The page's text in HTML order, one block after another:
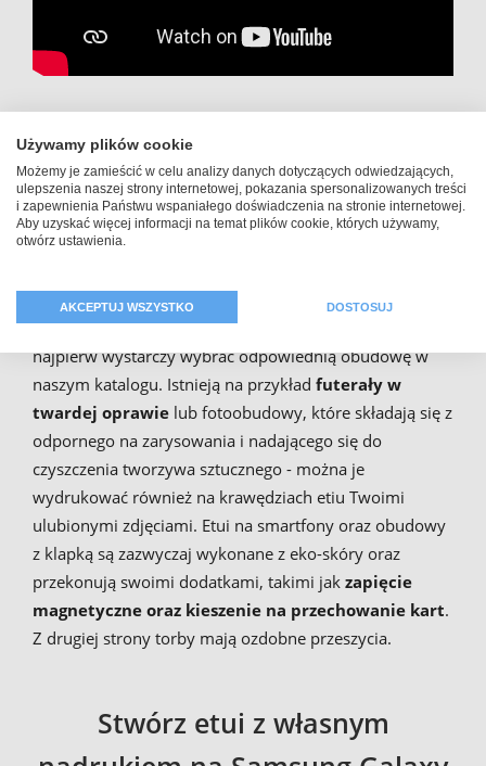
Projektuj etui na Samsung
Galaxy A70 – stwórz
indywidualne fotoetui lub
Aby zaprojektowaćetui na telefon
najpierw wystarczy wybrać odpowiednią obudowę w
naszym katalogu. Istnieją na przykład futerały w
twardej oprawie lub fotoobudowy, które składają się z
odpornego na zarysowania i nadającego się do
czyszczenia tworzywa sztucznego - można je
wydrukować również na krawędziach etiu Twoimi
ulubionymi zdjęciami. Etui na smartfony oraz obudowy
z klapką są zazwyczaj wykonane z eko-skóry oraz
przekonują swoimi dodatkami, takimi jak zapięcie
magnetyczne oraz kieszenie na przechowanie kart.
Z drugiej strony torby mają ozdobne przeszycia.
Stwórz etui z własnym
Używamy plików cookie
Możemy je zamieścić w celu analizy danych dotyczących odwiedzających,
ulepszenia naszej strony internetowej, pokazania spersonalizowanych treści
i zapewnienia Państwu wspaniałego doświadczenia na stronie internetowej.
Aby uzyskać więcej informacji na temat plików cookie, których używamy,
otwórz ustawienia.
AKCEPTUJ WSZYSTKO DOSTOSUJ